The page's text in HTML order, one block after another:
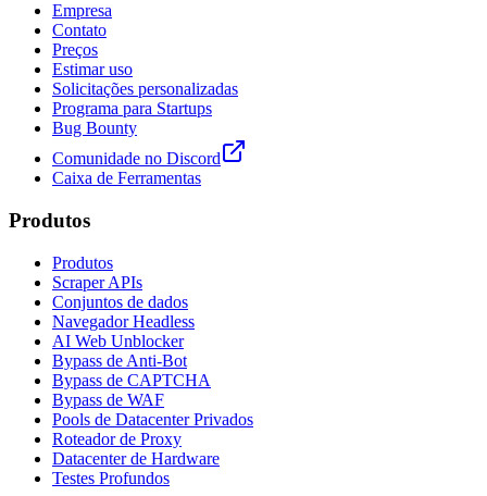
Empresa
Contato
Preços
Estimar uso
Solicitações personalizadas
Programa para Startups
Bug Bounty
Comunidade no Discord
Caixa de Ferramentas
Produtos
Produtos
Scraper APIs
Conjuntos de dados
Navegador Headless
AI Web Unblocker
Bypass de Anti-Bot
Bypass de CAPTCHA
Bypass de WAF
Pools de Datacenter Privados
Roteador de Proxy
Datacenter de Hardware
Testes Profundos